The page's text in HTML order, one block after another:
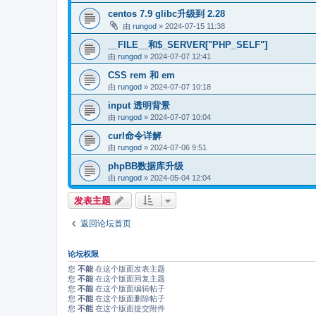
centos 7.9 glibc升级到 2.28
由 rungod » 2024-07-15 11:38
__FILE__和$_SERVER["PHP_SELF"]
由 rungod » 2024-07-07 12:41
CSS rem 和 em
由 rungod » 2024-07-07 10:18
input 透明背景
由 rungod » 2024-07-07 10:04
curl命令详解
由 rungod » 2024-07-06 9:51
phpBB数据库升级
由 rungod » 2024-05-04 12:04
发表主题
返回论坛首页
论坛权限
您 不能 在这个版面发表主题
您 不能 在这个版面回复主题
您 不能 在这个版面编辑帖子
您 不能 在这个版面删除帖子
您 不能 在这个版面提交附件